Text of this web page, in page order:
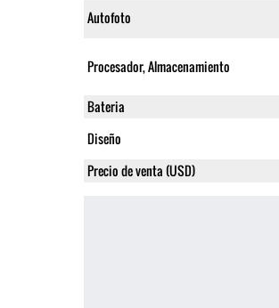
Autofoto
Procesador, Almacenamiento
Bateria
Diseño
Precio de venta (USD)